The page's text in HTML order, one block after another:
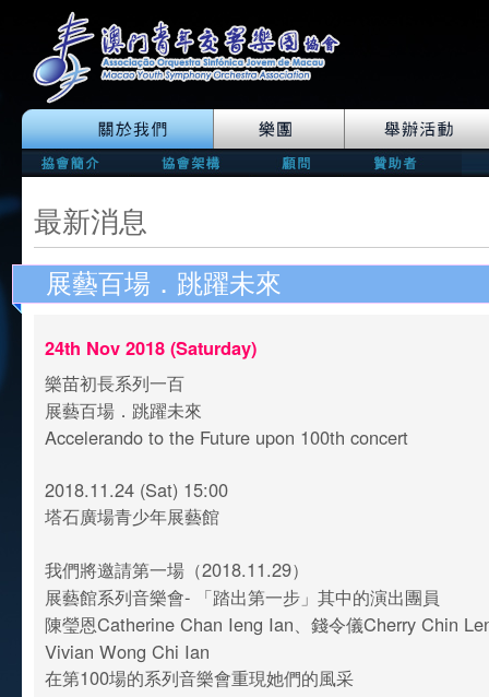
最新消息
展藝百場．跳躍未來
24th Nov 2018 (Saturday)
樂苗初長系列一百
展藝百場．跳躍未來
Accelerando to the Future upon 100th concert
2018.11.24 (Sat) 15:00
塔石廣場青少年展藝館
我們將邀請第一場（2018.11.29）
展藝館系列音樂會- 「踏出第一步」其中的演出團員
陳瑩恩Catherine Chan Ieng Ian、錢令儀Cherry Chin
Vivian Wong Chi Ian
在第100場的系列音樂會重現她們的風采